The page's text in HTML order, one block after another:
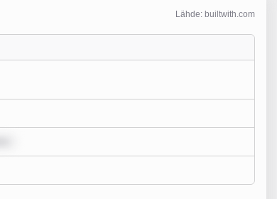
Lähde: builtwith.com